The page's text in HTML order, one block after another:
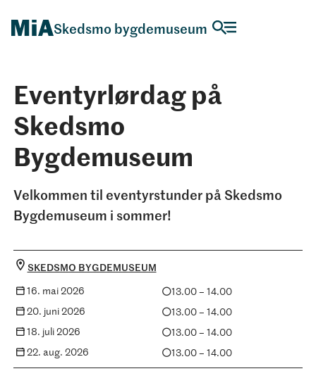
Skedsmo bygdemuseum
Eventyrlørdag på
Skedsmo
Bygdemuseum
Velkommen til eventyrstunder på Skedsmo
Bygdemuseum i sommer!
SKEDSMO BYGDEMUSEUM
16. mai 2026
13.00 – 14.00
20. juni 2026
13.00 – 14.00
18. juli 2026
13.00 – 14.00
22. aug. 2026
13.00 – 14.00